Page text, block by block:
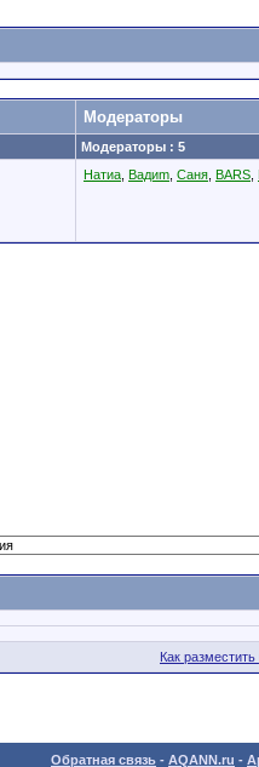
Модераторы
Модераторы : 5
Натиа Вадиm Саня BARS
Как
Обратная связь - AQANN.ru -